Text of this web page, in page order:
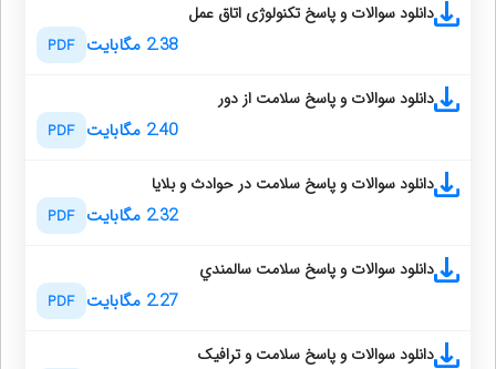
دانلود سوالات و پاسخ تکنولوژی اتاق عمل
2.38 مگابایت PDF
دانلود سوالات و پاسخ سلامت از دور
2.40 مگابایت PDF
دانلود سوالات و پاسخ سلامت در حوادث و بلایا
2.32 مگابایت PDF
دانلود سوالات و پاسخ سلامت سالمندي
2.27 مگابایت PDF
دانلود سوالات و پاسخ سلامت و ترافیک